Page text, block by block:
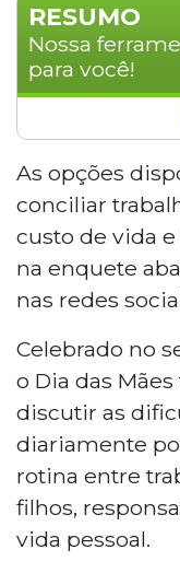
RESUMO
Nossa
para você!
O Campo
enquete
Mães, para
enfrentados
opções de
trabalho e
vida e falta de
equilibrar
ansiedade,
aumento do
As opções
conciliar
custo de vida
na enquete
nas redes
Celebrado no
o Dia das
discutir as
diariamente
rotina entre
filhos,
vida pessoal.